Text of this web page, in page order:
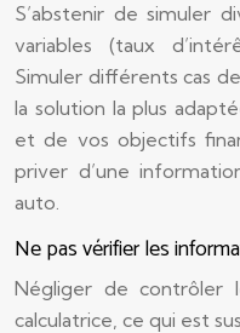
S’abstenir de simuler
variables (taux
Simuler différents cas
la solution la plus
et de vos objectifs
priver d’une
auto.
Ne pas vérifier les
Négliger de contrôler
calculatrice, ce qui est